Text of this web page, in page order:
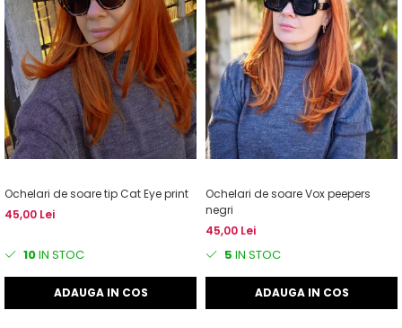
Ochelari de soare tip Cat Eye print
45,00 Lei
10IN STOC
ADAUGA IN COS
Ochelari de soare Vox peepers
negri
45,00 Lei
5 IN STOC
ADAUGA IN COS